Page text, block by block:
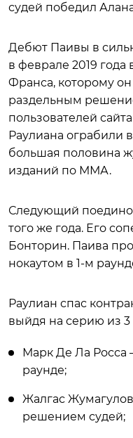
судей победил
Дебют Паивы в
в феврале 2019
Франса, которому
раздельным
пользователей сайта
Раулиана ограбили
большая половина
изданий по ММА.
Следующий
того же года. Его
Бонторин. Паива
нокаутом в 1-м
Раулиан спас
выйдя на серию из
Марк Де Ла Росса
раунде;
Жалгас
решением судей;